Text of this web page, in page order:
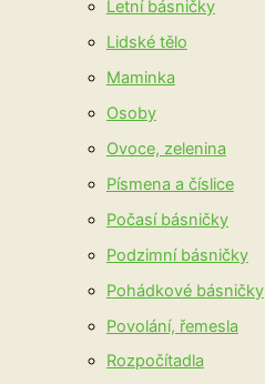
Letní básničky
Lidské tělo
Maminka
Osoby
Ovoce, zelenina
Písmena a číslice
Počasí básničky
Podzimní básničky
Pohádkové básničky
Povolání, řemesla
Rozpočítadla